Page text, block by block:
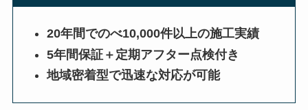
20年間でのべ10,000件以上の施工実績
5年間保証＋定期アフター点検付き
地域密着型で迅速な対応が可能